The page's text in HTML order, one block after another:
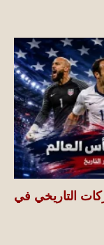
التاريخي في